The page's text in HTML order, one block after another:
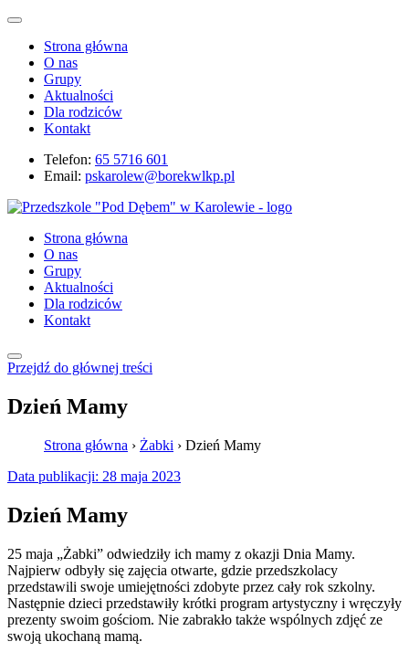
Strona główna
O nas
Grupy
Aktualności
Dla rodziców
Kontakt
Telefon: 65 5716 601
Email: pskarolew@borekwlkp.pl
Strona główna
O nas
Grupy
Aktualności
Dla rodziców
Kontakt
Przejdź do głównej treści
Dzień Mamy
Strona główna › Żabki › Dzień Mamy
Data publikacji: 28 maja 2023
Dzień Mamy
25 maja „Żabki” odwiedziły ich mamy z okazji Dnia Mamy.
Najpierw odbyły się zajęcia otwarte, gdzie przedszkolacy
przedstawili swoje umiejętności zdobyte przez cały rok szkolny.
Następnie dzieci przedstawiły krótki program artystyczny i wręczyły
prezenty swoim gościom. Nie zabrakło także wspólnych zdjęć ze
swoją ukochaną mamą.